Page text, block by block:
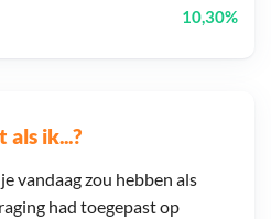
als ik...?
vandaag zou hebben als
had toegepast op
10,30%